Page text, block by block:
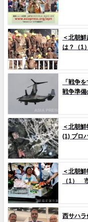
＜北朝
は？（1
「戦争
戦争準備
＜北朝
(1) プロ
＜北朝
（1）
西サハ